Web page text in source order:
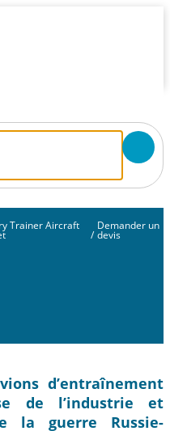
Trainer Aircraft
/
Demander un
devis
d’entraînement
de l’industrie et
la guerre Russie-